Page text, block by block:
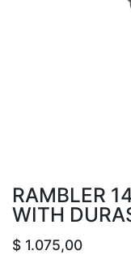
RAMBLER
WITH
$ 1.075,00